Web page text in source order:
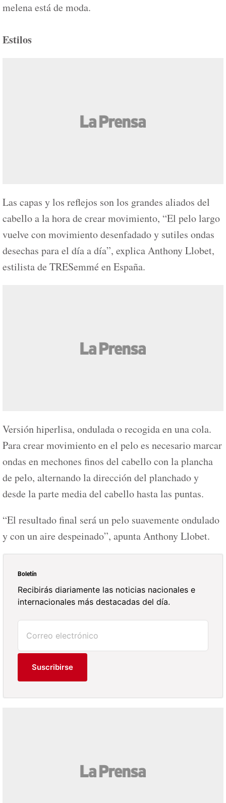
melena está de moda.
Estilos
Las capas y los reflejos son los grandes aliados del
cabello a la hora de crear movimiento, “El pelo largo
vuelve con movimiento desenfadado y sutiles ondas
desechas para el día a día”, explica Anthony Llobet,
estilista de TRESemmé en España.
Versión hiperlisa, ondulada o recogida en una cola.
Para crear movimiento en el pelo es necesario marcar
ondas en mechones finos del cabello con la plancha
de pelo, alternando la dirección del planchado y
desde la parte media del cabello hasta las puntas.
“El resultado final será un pelo suavemente ondulado
y con un aire despeinado”, apunta Anthony Llobet.
Boletín
Recibirás diariamente las noticias nacionales e
internacionales más destacadas del día.
Suscribirse